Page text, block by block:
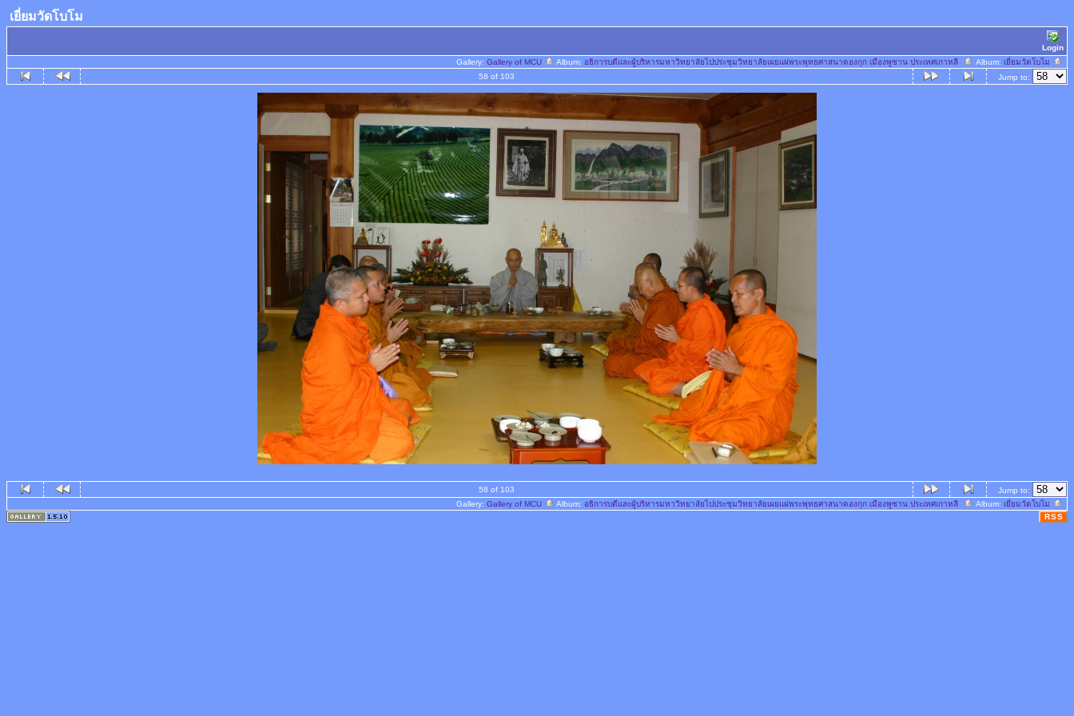
เยี่ยมวัดโบโม
Login
Gallery: Gallery of MCU Album: อธิการบดีและผู้บริหารมหาวิทยาลัยไปประชุมวิทยาลัยเผยแผ่พระพุทธศาสนาดองกุก เมืองพูซาน ประเทศเกาหลี Album: เยี่ยมวัดโบโม
58 of 103
Jump to:
58 of 103
Jump to:
Gallery: Gallery of MCU Album: อธิการบดีและผู้บริหารมหาวิทยาลัยไปประชุมวิทยาลัยเผยแผ่พระพุทธศาสนาดองกุก เมืองพูซาน ประเทศเกาหลี Album: เยี่ยมวัดโบโม
RSS